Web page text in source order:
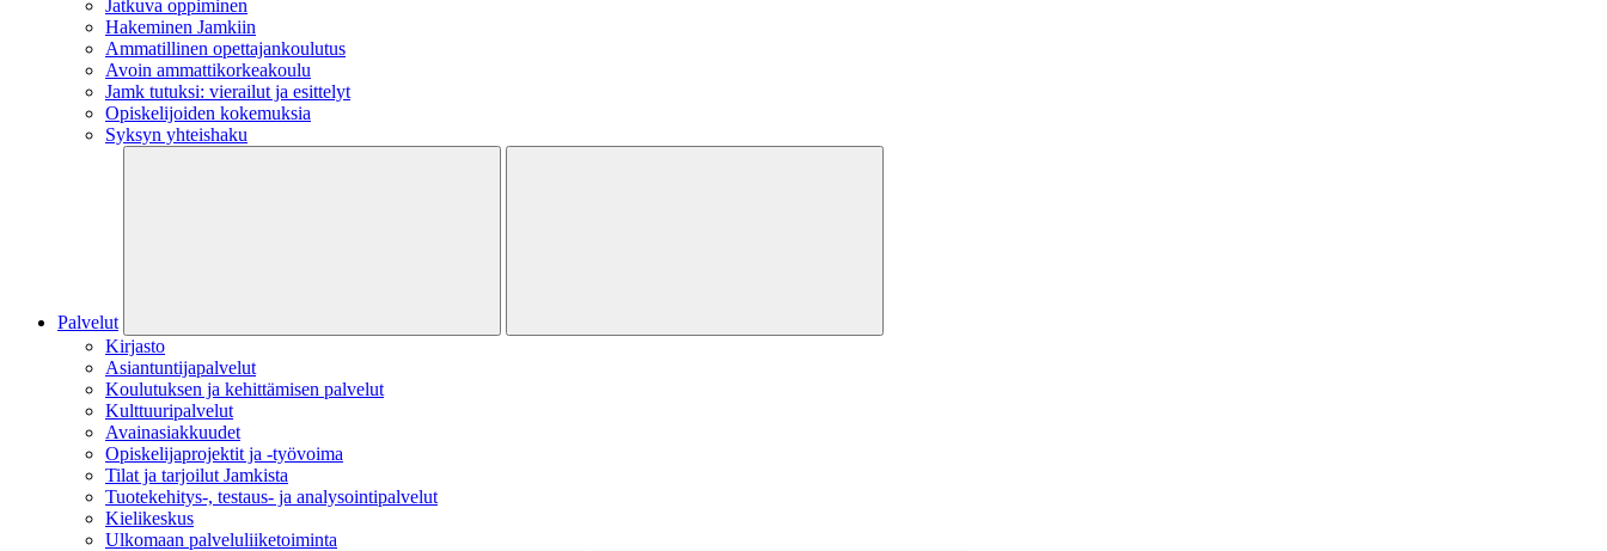
Jatkuva oppiminen
Hakeminen Jamkiin
Ammatillinen opettajankoulutus
Avoin ammattikorkeakoulu
Jamk tutuksi: vierailut ja esittelyt
Opiskelijoiden kokemuksia
Syksyn yhteishaku
Palvelut
Kirjasto
Asiantuntijapalvelut
Koulutuksen ja kehittämisen palvelut
Kulttuuripalvelut
Avainasiakkuudet
Opiskelijaprojektit​ ja -työvoima
Tilat ja tarjoilut Jamkista
Tuotekehitys-, testaus- ja analysointipalvelut
Kielikeskus
Ulkomaan palveluliiketoiminta